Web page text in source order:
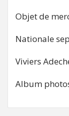
Objet de
Nationale
Viviers
Album